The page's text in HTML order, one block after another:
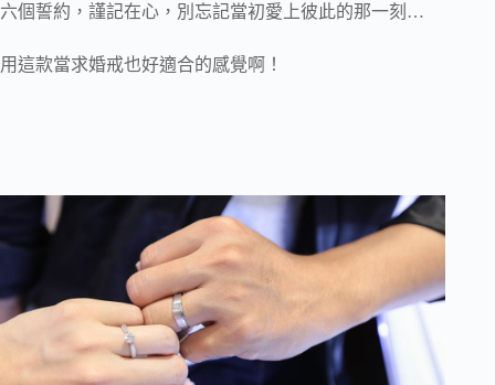
六個誓約，謹記在心，別忘記當初愛上彼此的那一刻…
用這款當求婚戒也好適合的感覺啊！